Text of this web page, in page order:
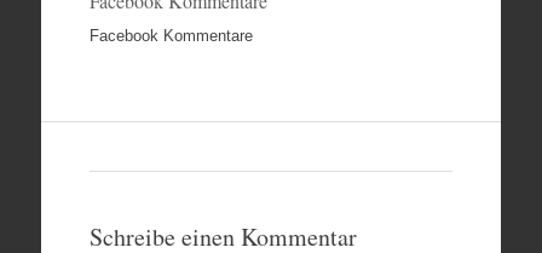
Facebook Kommentare
Schreibe einen Kommentar